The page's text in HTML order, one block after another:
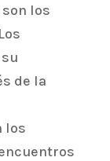
los
de la
los